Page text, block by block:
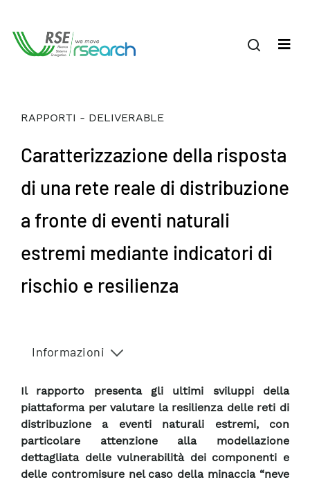
RAPPORTI - DELIVERABLE
Caratterizzazione della risposta
di una rete reale di distribuzione
a fronte di eventi naturali
estremi mediante indicatori di
rischio e resilienza
Informazioni
Il rapporto presenta gli ultimi sviluppi della
piattaforma per valutare la resilienza delle reti di
distribuzione a eventi naturali estremi, con
particolare attenzione alla modellazione
dettagliata delle vulnerabilità dei componenti e
delle contromisure nel caso della minaccia “neve